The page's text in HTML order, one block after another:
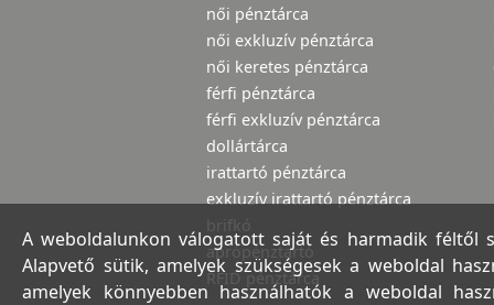
női pénztárca
női exkluzív pénztárca
női keretes pénztárca
férfi pénztárca
férfi exkluzív pénztárca
dollártárca
irattartó pénztárca
exkluzív irattartó pénztárca
brifkó
aprópénztartó
RFID pénztárca
A weboldalunkon válogatott saját és harmadik féltől
Alapvető sütik, amelyek szükségesek a weboldal
amelyek könnyebben használhatók a weboldal